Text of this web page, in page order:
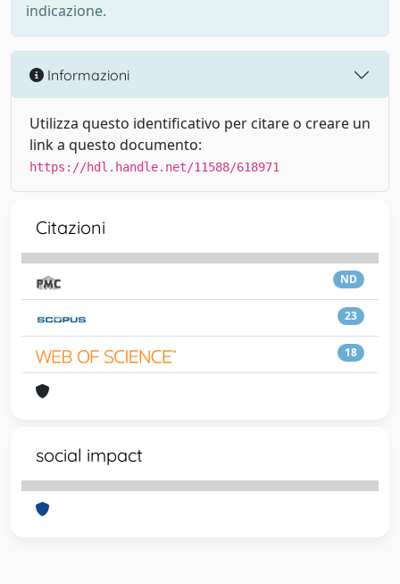
indicazione.
Informazioni
Utilizza questo identificativo per citare o creare un
link a questo documento:
https://hdl.handle.net/11588/618971
Citazioni
ND
23
18
social impact